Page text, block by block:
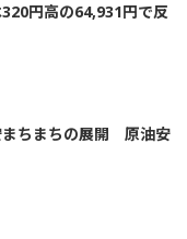
320円高の64,931円で反
まちまちの展開 原油安